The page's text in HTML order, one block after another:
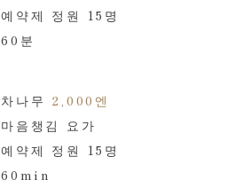
예약제 정원 15명
60분
차나무 2,000엔
마음챙김 요가
예약제 정원 15명
60min